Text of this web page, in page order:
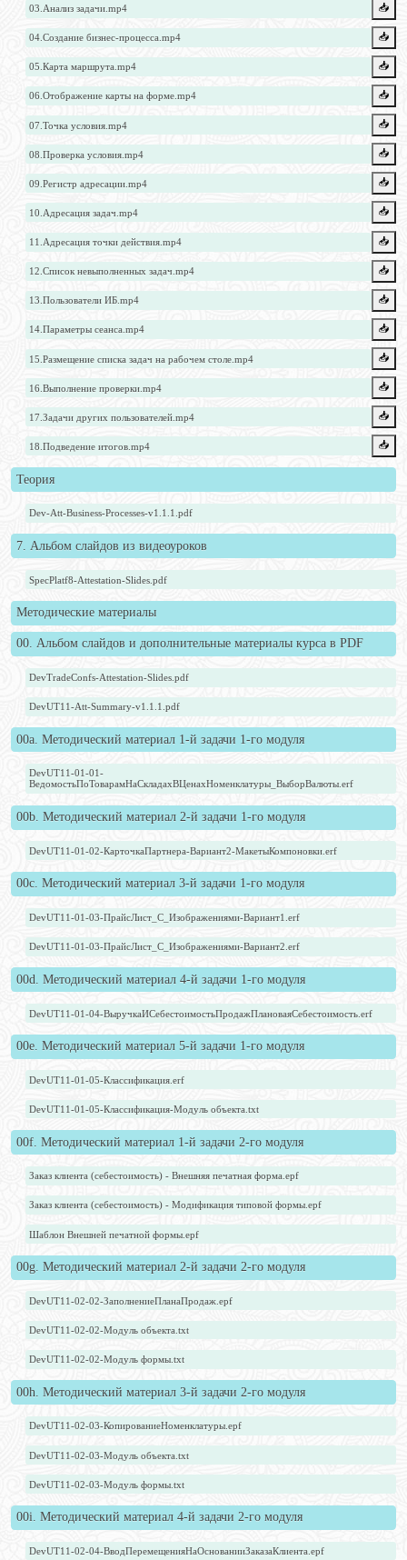
03.Анализ задачи.mp4 📥️
04.Создание бизнес-процесса.mp4 📥️
05.Карта маршрута.mp4 📥️
06.Отображение карты на форме.mp4 📥️
07.Точка условия.mp4 📥️
08.Проверка условия.mp4 📥️
09.Регистр адресации.mp4 📥️
10.Адресация задач.mp4 📥️
11.Адресация точки действия.mp4 📥️
12.Список невыполненных задач.mp4 📥️
13.Пользователи ИБ.mp4 📥️
14.Параметры сеанса.mp4 📥️
15.Размещение списка задач на рабочем столе.mp4 📥️
16.Выполнение проверки.mp4 📥️
17.Задачи других пользователей.mp4 📥️
18.Подведение итогов.mp4 📥️
Теория
Dev-Att-Business-Processes-v1.1.1.pdf
7. Альбом слайдов из видеоуроков
SpecPlatf8-Attestation-Slides.pdf
Методические материалы
00. Альбом слайдов и дополнительные материалы курса в PDF
DevTradeConfs-Attestation-Slides.pdf
DevUT11-Att-Summary-v1.1.1.pdf
00a. Методический материал 1-й задачи 1-го модуля
DevUT11-01-01-
ВедомостьПоТоварамНаСкладахВЦенахНоменклатуры_ВыборВалюты.erf
00b. Методический материал 2-й задачи 1-го модуля
DevUT11-01-02-КарточкаПартнера-Вариант2-МакетыКомпоновки.erf
00c. Методический материал 3-й задачи 1-го модуля
DevUT11-01-03-ПрайсЛист_С_Изображениями-Вариант1.erf
DevUT11-01-03-ПрайсЛист_С_Изображениями-Вариант2.erf
00d. Методический материал 4-й задачи 1-го модуля
DevUT11-01-04-ВыручкаИСебестоимостьПродажПлановаяСебестоимость.erf
00e. Методический материал 5-й задачи 1-го модуля
DevUT11-01-05-Классификация.erf
DevUT11-01-05-Классификация-Модуль объекта.txt
00f. Методический материал 1-й задачи 2-го модуля
Заказ клиента (себестоимость) - Внешняя печатная форма.epf
Заказ клиента (себестоимость) - Модификация типовой формы.epf
Шаблон Внешней печатной формы.epf
00g. Методический материал 2-й задачи 2-го модуля
DevUT11-02-02-ЗаполнениеПланаПродаж.epf
DevUT11-02-02-Модуль объекта.txt
DevUT11-02-02-Модуль формы.txt
00h. Методический материал 3-й задачи 2-го модуля
DevUT11-02-03-КопированиеНоменклатуры.epf
DevUT11-02-03-Модуль объекта.txt
DevUT11-02-03-Модуль формы.txt
00i. Методический материал 4-й задачи 2-го модуля
DevUT11-02-04-ВводПеремещенияНаОснованииЗаказаКлиента.epf